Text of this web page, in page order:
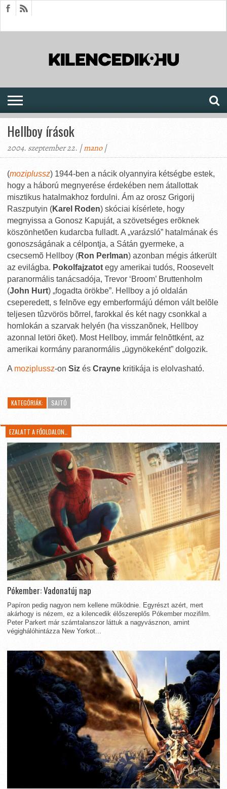
Hellboy írások
2004. szeptember 22. |mano|
(moziplussz) 1944-ben a nácik olyannyira kétségbe estek,
hogy a háború megnyerése érdekében nem átallottak
misztikus hatalmakhoz fordulni. Ám az orosz Grigorij
Raszputyin (Karel Roden) skóciai kísérlete, hogy
megnyissa a Gonosz Kapuját, a szövetséges erõknek
köszönhetõen kudarcba fulladt. A „varázsló” hatalmának és
gonoszságának a célpontja, a Sátán gyermeke, a
csecsemõ Hellboy (Ron Perlman) azonban mégis átkerült
az evilágba. Pokolfajzatot egy amerikai tudós, Roosevelt
paranormális tanácsadója, Trevor ‘Broom’ Bruttenholm
(John Hurt) „fogadta örökbe”. Hellboy a jó oldalán
cseperedett, s felnõve egy emberformájú démon vált belõle
teljesen tûzvörös bõrrel, farokkal és két nagy csonkkal a
homlokán a szarvak helyén (ha visszanõnek, Hellboy
azonnal letöri õket). Most Hellboy, immár felnõttként, az
amerikai kormány paranormális „ügynökeként” dolgozik.
A moziplussz-on Siz és Crayne kritikája is elolvasható.
KATEGÓRIÁK: SAJTÓ
EZALATT A FŐOLDALON…
Pókember: Vadonatúj nap
Papíron pedig nagyon nem kellene működnie. Egyrészt azért, mert
akárhogy is nézem, ez a kilencedik élőszereplős Pókember mozifilm.
Peter Parkert már számtalanszor láttuk a nagyvásznon, amint
végighálóhintázza New Yorkot...